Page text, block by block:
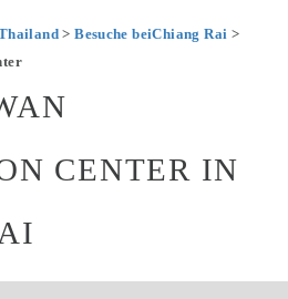
>Besuche beiChiang Rai >
CENTER IN